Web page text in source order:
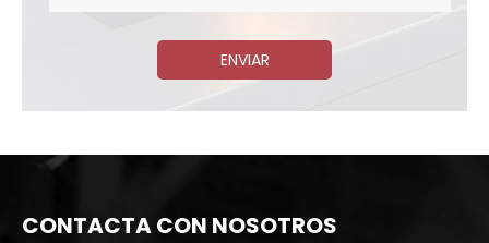
ENVIAR
CONTACTA CON NOSOTROS